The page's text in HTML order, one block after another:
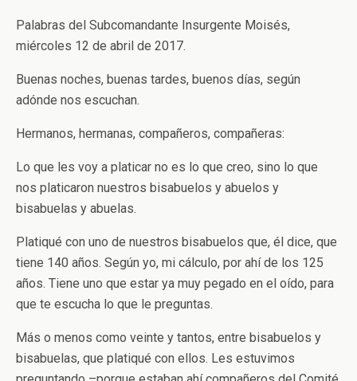
Palabras del Subcomandante Insurgente Moisés,
miércoles 12 de abril de 2017.
Buenas noches, buenas tardes, buenos días, según
adónde nos escuchan.
Hermanos, hermanas, compañeros, compañeras:
Lo que les voy a platicar no es lo que creo, sino lo que
nos platicaron nuestros bisabuelos y abuelos y
bisabuelas y abuelas.
Platiqué con uno de nuestros bisabuelos que, él dice, que
tiene 140 años. Según yo, mi cálculo, por ahí de los 125
años. Tiene uno que estar ya muy pegado en el oído, para
que te escucha lo que le preguntas.
Más o menos como veinte y tantos, entre bisabuelos y
bisabuelas, que platiqué con ellos. Les estuvimos